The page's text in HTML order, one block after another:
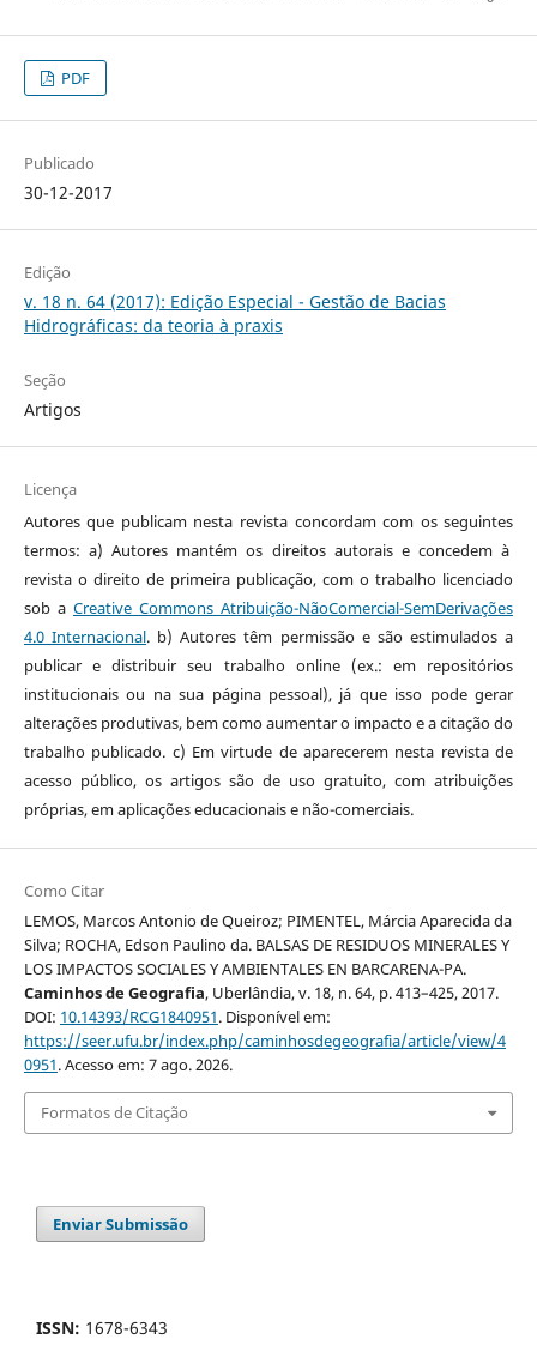
PDF
Publicado
30-12-2017
Edição
v. 18 n. 64 (2017): Edição Especial - Gestão de Bacias
Hidrográficas: da teoria à praxis
Seção
Artigos
Licença
Autores que publicam nesta revista concordam com os seguintes
termos: a) Autores mantém os direitos autorais e concedem à
revista o direito de primeira publicação, com o trabalho licenciado
sob a Creative Commons Atribuição-NãoComercial-SemDerivações
4.0 Internacional. b) Autores têm permissão e são estimulados a
publicar e distribuir seu trabalho online (ex.: em repositórios
institucionais ou na sua página pessoal), já que isso pode gerar
alterações produtivas, bem como aumentar o impacto e a citação do
trabalho publicado. c) Em virtude de aparecerem nesta revista de
acesso público, os artigos são de uso gratuito, com atribuições
próprias, em aplicações educacionais e não-comerciais.
Como Citar
LEMOS, Marcos Antonio de Queiroz; PIMENTEL, Márcia Aparecida da
Silva; ROCHA, Edson Paulino da. BALSAS DE RESIDUOS MINERALES Y
LOS IMPACTOS SOCIALES Y AMBIENTALES EN BARCARENA-PA.
Caminhos de Geografia, Uberlândia, v. 18, n. 64, p. 413–425, 2017.
DOI: 10.14393/RCG1840951. Disponível em:
https://seer.ufu.br/index.php/caminhosdegeografia/article/view/4
0951. Acesso em: 7 ago. 2026.
Formatos de Citação
Enviar Submissão
ISSN: 1678-6343